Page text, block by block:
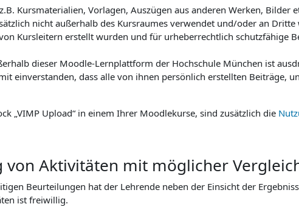
Kursmaterialien, Vorlagen, Auszügen aus anderen Werken,
nicht außerhalb des Kursraumes verwendet und/oder an Dritte
Kursleitern erstellt wurden und für urheberrechtlich schutzfähige
dieser Moodle-Lernplattform der Hochschule München ist
einverstanden, dass alle von ihnen persönlich erstellten Beiträge,
„VIMP Upload“ in einem Ihrer Moodlekurse, sind zusätzlich die
Aktivitäten mit möglicher
Beurteilungen hat der Lehrende neben der Einsicht der
ist freiwillig.